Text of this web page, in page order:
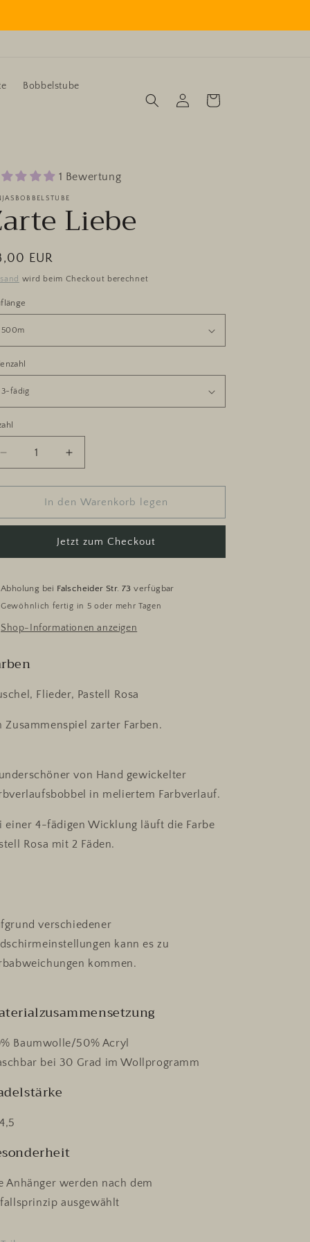
Bobbelstube
EinloggenWarenkorb
1 Bewertung
Liebe
EUR
wird beim Checkout berechnet
Verringere
die
Menge
Zarte
Erhöhe
die
Menge
für
Zarte
In den Warenkorb legen
Jetzt zum Checkout
Abholung bei Falscheider Str. 73 verfügbar
Gewöhnlich fertig in 5 oder mehr Tagen
Shop-Informationen anzeigen
Flieder, Pastell Rosa
Zusammenspiel zarter Farben.
von Hand gewickelter
in meliertem Farbverlauf.
einer 4-fädigen Wicklung läuft die Farbe
Rosa mit 2 Fäden.
verschiedener
kann es zu
kommen.
Baumwolle/50% Acryl
bei 30 Grad im Wollprogramm
Anhänger werden nach dem
ausgewählt